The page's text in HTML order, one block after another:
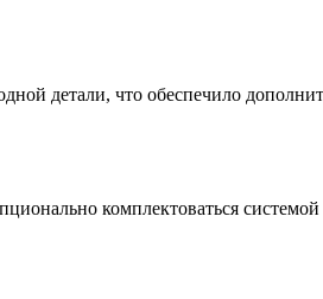
детали, что обеспечило
комплектоваться